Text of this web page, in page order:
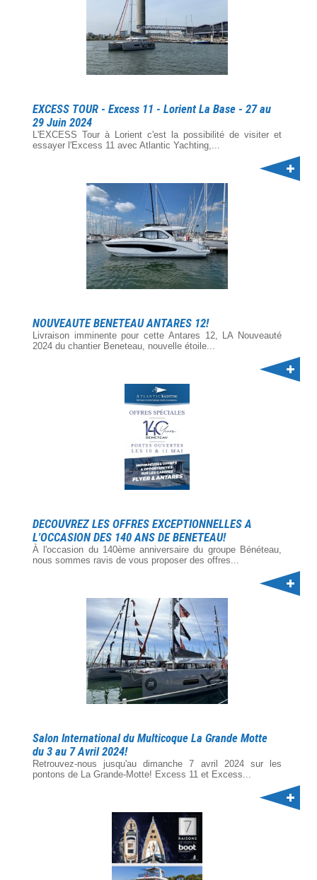
EXCESS TOUR - Excess 11 - Lorient La Base - 27 au
29 Juin 2024
L'EXCESS Tour à Lorient c'est la possibilité de visiter et
essayer l'Excess 11 avec Atlantic Yachting,...
NOUVEAUTE BENETEAU ANTARES 12!
Livraison imminente pour cette Antares 12, LA Nouveauté
2024 du chantier Beneteau, nouvelle étoile...
DECOUVREZ LES OFFRES EXCEPTIONNELLES A
L'OCCASION DES 140 ANS DE BENETEAU!
À l'occasion du 140ème anniversaire du groupe Bénéteau,
nous sommes ravis de vous proposer des offres...
Salon International du Multicoque La Grande Motte
du 3 au 7 Avril 2024!
Retrouvez-nous jusqu'au dimanche 7 avril 2024 sur les
pontons de La Grande-Motte! Excess 11 et Excess...